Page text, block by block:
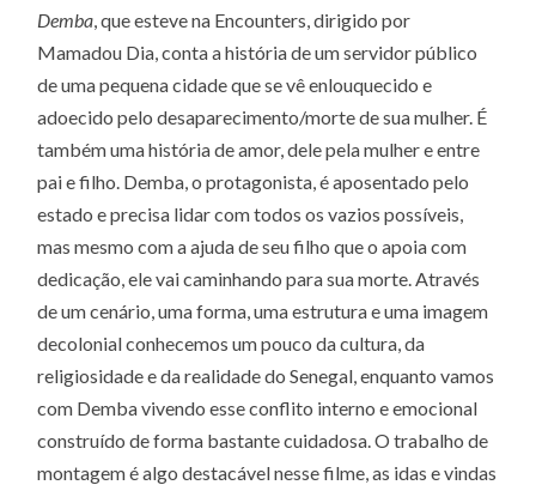
Demba , que esteve na Encounters, dirigido por
Mamadou Dia, conta a história de um servidor público
de uma pequena cidade que se vê enlouquecido e
adoecido pelo desaparecimento/morte de sua mulher. É
também uma história de amor, dele pela mulher e entre
pai e filho. Demba, o protagonista, é aposentado pelo
estado e precisa lidar com todos os vazios possíveis,
mas mesmo com a ajuda de seu filho que o apoia com
dedicação, ele vai caminhando para sua morte. Através
de um cenário, uma forma, uma estrutura e uma imagem
decolonial conhecemos um pouco da cultura, da
religiosidade e da realidade do Senegal, enquanto vamos
com Demba vivendo esse conflito interno e emocional
construído de forma bastante cuidadosa. O trabalho de
montagem é algo destacável nesse filme, as idas e vindas